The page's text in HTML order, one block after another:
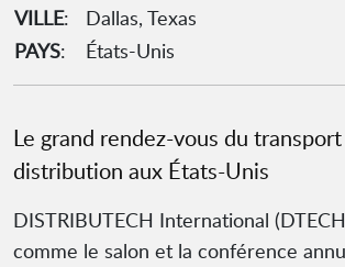
VILLE:
Dallas, Texas
PAYS: États-Unis
Le grand rendez-vous du
distribution aux États-Unis
DISTRIBUTECH International
comme le salon et la conférence